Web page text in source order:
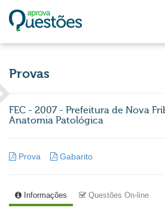
Provas
FEC - 2007 - Prefeitura de Nova
Anatomia Patológica
Prova Gabarito
Informações Questões On-line